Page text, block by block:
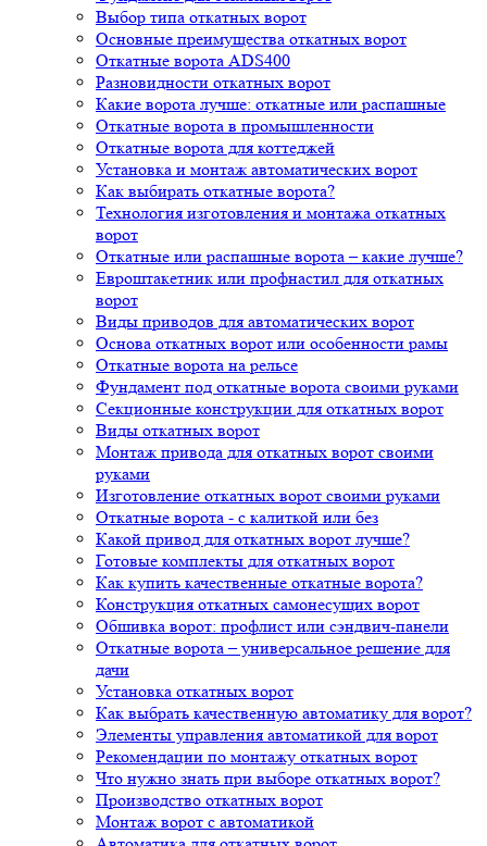
Выбор типа откатных ворот
Основные преимущества откатных ворот
Откатные ворота ADS400
Разновидности откатных ворот
Какие ворота лучше: откатные или распашные
Откатные ворота в промышленности
Откатные ворота для коттеджей
Установка и монтаж автоматических ворот
Как выбирать откатные ворота?
Технология изготовления и монтажа откатных
ворот
Откатные или распашные ворота – какие лучше?
Евроштакетник или профнастил для откатных
ворот
Виды приводов для автоматических ворот
Основа откатных ворот или особенности рамы
Откатные ворота на рельсе
Фундамент под откатные ворота своими руками
Секционные конструкции для откатных ворот
Виды откатных ворот
Монтаж привода для откатных ворот своими
руками
Изготовление откатных ворот своими руками
Откатные ворота - с калиткой или без
Какой привод для откатных ворот лучше?
Готовые комплекты для откатных ворот
Как купить качественные откатные ворота?
Конструкция откатных самонесущих ворот
Обшивка ворот: профлист или сэндвич-панели
Откатные ворота – универсальное решение для
дачи
Установка откатных ворот
Как выбрать качественную автоматику для ворот?
Элементы управления автоматикой для ворот
Рекомендации по монтажу откатных ворот
Что нужно знать при выборе откатных ворот?
Производство откатных ворот
Монтаж ворот с автоматикой